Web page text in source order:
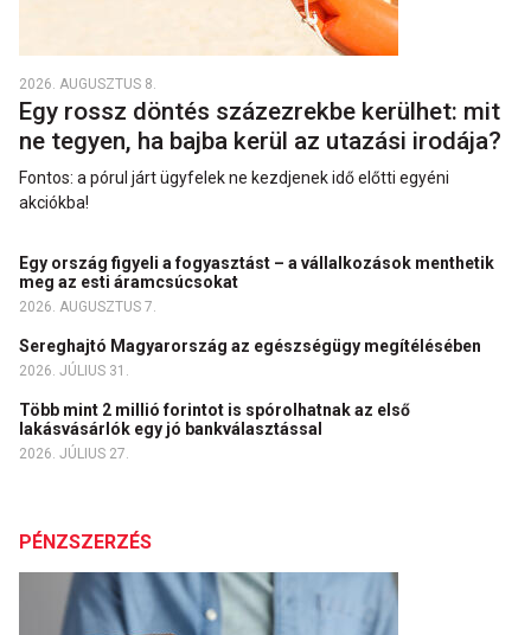
2026. AUGUSZTUS 8.
Egy rossz döntés százezrekbe kerülhet: mit
ne tegyen, ha bajba kerül az utazási irodája?
Fontos: a pórul járt ügyfelek ne kezdjenek idő előtti egyéni
akciókba!
Egy ország figyeli a fogyasztást – a vállalkozások menthetik
meg az esti áramcsúcsokat
2026. AUGUSZTUS 7.
Sereghajtó Magyarország az egészségügy megítélésében
2026. JÚLIUS 31.
Több mint 2 millió forintot is spórolhatnak az első
lakásvásárlók egy jó bankválasztással
2026. JÚLIUS 27.
PÉNZSZERZÉS